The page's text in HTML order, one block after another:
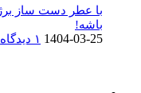
با عطر دست‌ ساز
باشه!
1404-03-25 ۱ دیدگاه